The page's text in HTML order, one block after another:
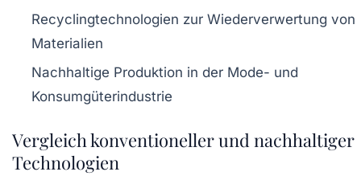
Recyclingtechnologien zur Wiederverwertung von
Materialien
Nachhaltige Produktion in der Mode- und
Konsumgüterindustrie
Vergleich konventioneller und nachhaltiger
Technologien